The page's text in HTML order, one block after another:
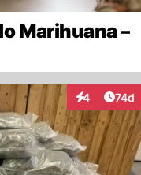
Marihuana –
4
Interaktionen
74d